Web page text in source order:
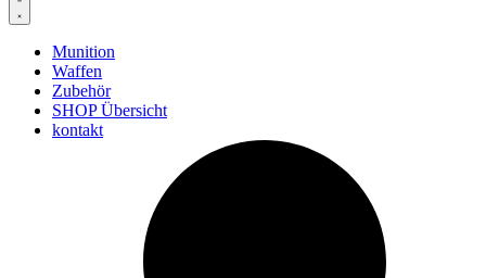
Munition
Waffen
Zubehör
SHOP Übersicht
kontakt